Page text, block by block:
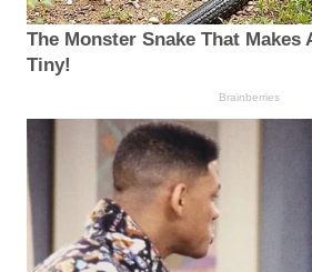
The Monster Snake That Makes
Tiny!
Brainberries